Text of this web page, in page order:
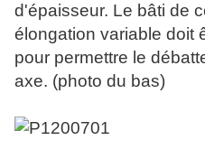
d'épaisseur. Le bâti de
élongation variable doit
pour permettre le
axe. (photo du bas)